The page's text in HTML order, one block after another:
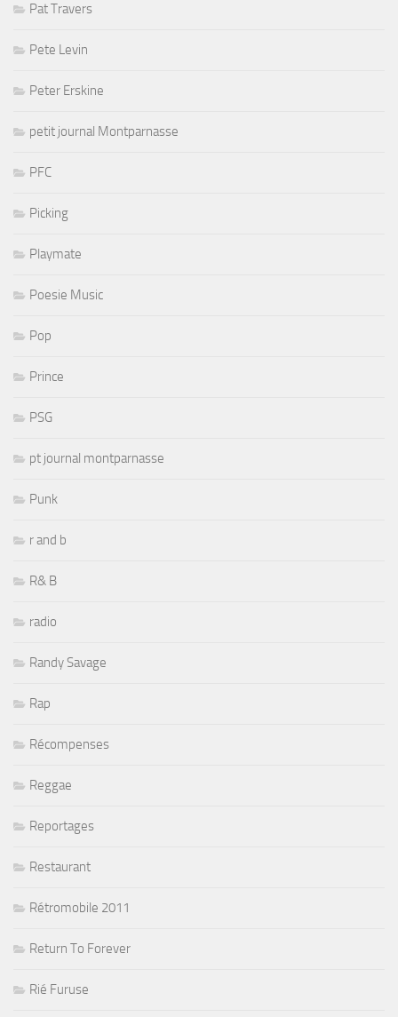
Pat Travers
Pete Levin
Peter Erskine
petit journal Montparnasse
PFC
Picking
Playmate
Poesie Music
Pop
Prince
PSG
pt journal montparnasse
Punk
r and b
R& B
radio
Randy Savage
Rap
Récompenses
Reggae
Reportages
Restaurant
Rétromobile 2011
Return To Forever
Rié Furuse